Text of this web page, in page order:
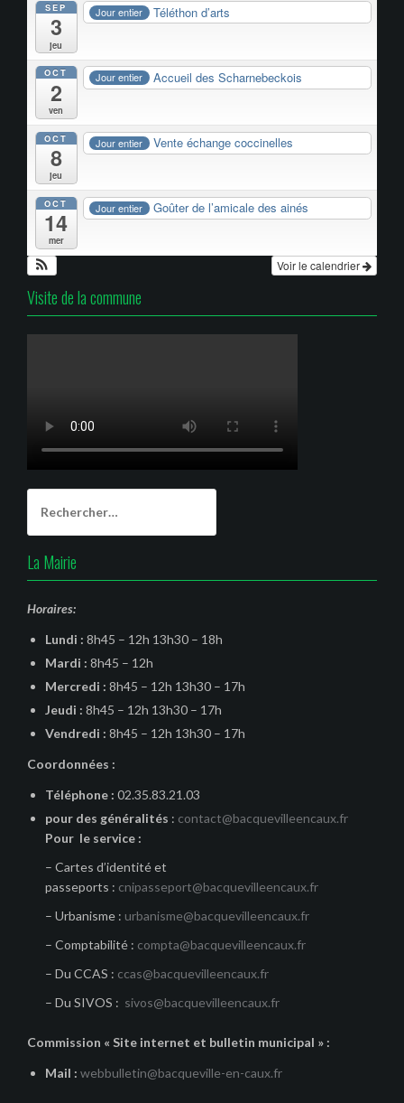
SEP
3
jeu
Jour entier Téléthon d’arts
OCT
2
ven
Jour entier Accueil des Scharnebeckois
OCT
8
jeu
Jour entier Vente échange coccinelles
OCT
14
mer
Jour entier Goûter de l’amicale des ainés
Voir le calendrier
Visite de la commune
La Mairie
Horaires:
Lundi : 8h45 – 12h 13h30 – 18h
Mardi : 8h45 – 12h
Mercredi : 8h45 – 12h 13h30 – 17h
Jeudi : 8h45 – 12h 13h30 – 17h
Vendredi : 8h45 – 12h 13h30 – 17h
Coordonnées :
Téléphone : 02.35.83.21.03
pour des généralités : contact@bacquevilleencaux.fr
Pour le service :
– Cartes d’identité et
passeports : cnipasseport@bacquevilleencaux.fr
– Urbanisme : urbanisme@bacquevilleencaux.fr
– Comptabilité : compta@bacquevilleencaux.fr
– Du CCAS : ccas@bacquevilleencaux.fr
– Du SIVOS : sivos@bacquevilleencaux.fr
Commission « Site internet et bulletin municipal » :
Mail : webbulletin@bacqueville-en-caux.fr